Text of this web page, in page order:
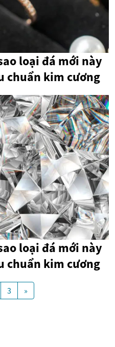
loại đá mới này
chuẩn kim cương
loại đá mới này
chuẩn kim cương
3 »